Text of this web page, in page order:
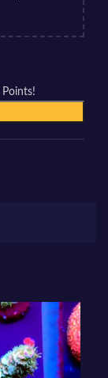
Points!